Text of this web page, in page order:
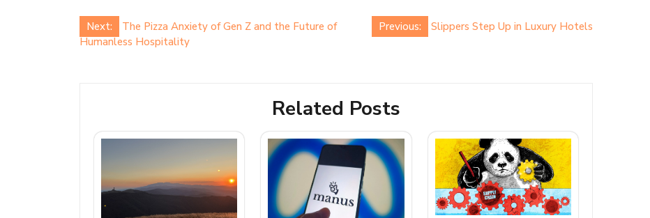
Post
navigation
Previous: Slippers Step Up in Luxury Hotels
Next:
The Pizza Anxiety of Gen Z and the Future of
Humanless Hospitality
Related Posts